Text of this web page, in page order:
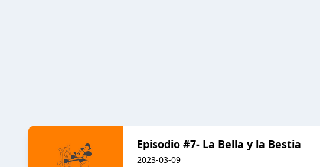
Episodio #7- La Bella y la Bestia
2023-03-09